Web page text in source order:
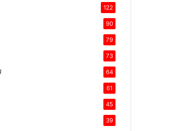
122
90
79
73
64
61
45
39